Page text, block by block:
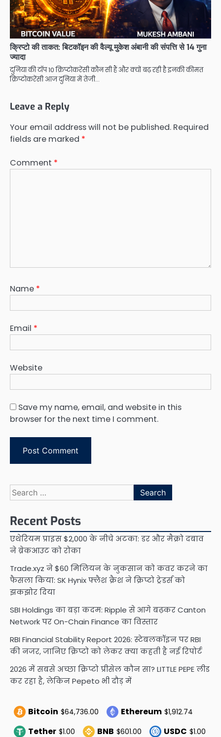
क्रिप्टो की ताकत: बिटकॉइन की वैल्यू मुकेश अंबानी की संपत्ति से 14 गुना
ज्यादा
दुनिया की टॉप 10 क्रिप्टोकरेंसी कौन सी हैं और क्यों बढ़ रही है इनकी कीमत
क्रिप्टोकरेंसी आज दुनिया में तेजी…
Leave a Reply
Your email address will not be published. Required
fields are marked *
Comment *
Name *
Email *
Website
Save my name, email, and website in this
browser for the next time I comment.
Search
for:
Recent Posts
एथेरियम प्राइस $2,000 के नीचे अटका: डर और मैक्रो दबाव
ने ब्रेकआउट को रोका
Trade.xyz ने $60 मिलियन के नुकसान को कवर करने का
फैसला किया: SK Hynix फ्लैश क्रैश ने क्रिप्टो ट्रेडर्स को
झकझोर दिया
SBI Holdings का बड़ा कदम: Ripple से आगे बढ़कर Canton
Network पर On-Chain Finance का विस्तार
RBI Financial Stability Report 2026: स्टेबलकॉइन पर RBI
की नजर, जानिए क्रिप्टो को लेकर क्या कहती है नई रिपोर्ट
2026 में सबसे अच्छा क्रिप्टो प्रीसेल कौन सा? LITTLE PEPE लीड
कर रहा है, लेकिन Pepeto भी दौड़ में
Bitcoin $64,736.00 Ethereum $1,912.74
Tether $1.00 BNB $601.00 USDC $1.00